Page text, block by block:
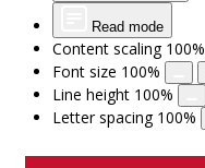
Read mode
Content scaling 100%
Font size 100%
Line height 100%
Letter spacing 100%